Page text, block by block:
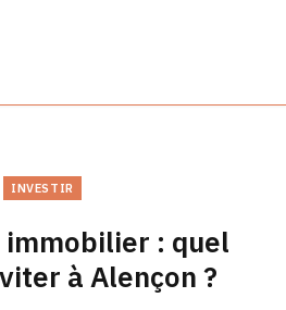
INVESTIR
: quel
à Alençon ?